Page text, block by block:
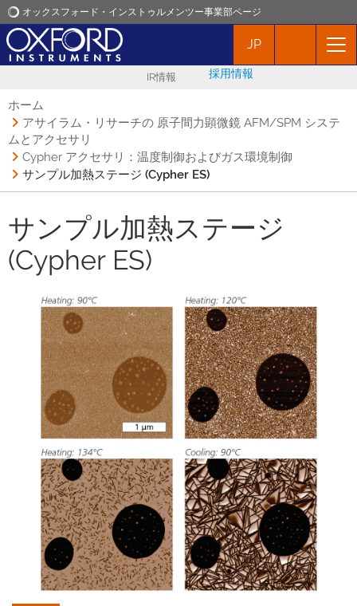
オックスフォード・インストゥルメンツー事業部ページ
オックスフォード・インストゥルメンツ
イベント
JP
IR情報 採用情報
ホーム
アサイラム・リサーチの 原子間力顕微鏡 AFM/SPM システ
ムとアクセサリ
Cypher アクセサリ：温度制御およびガス環境制御
サンプル加熱ステージ (Cypher ES)
サンプル加熱ステージ
(Cypher ES)